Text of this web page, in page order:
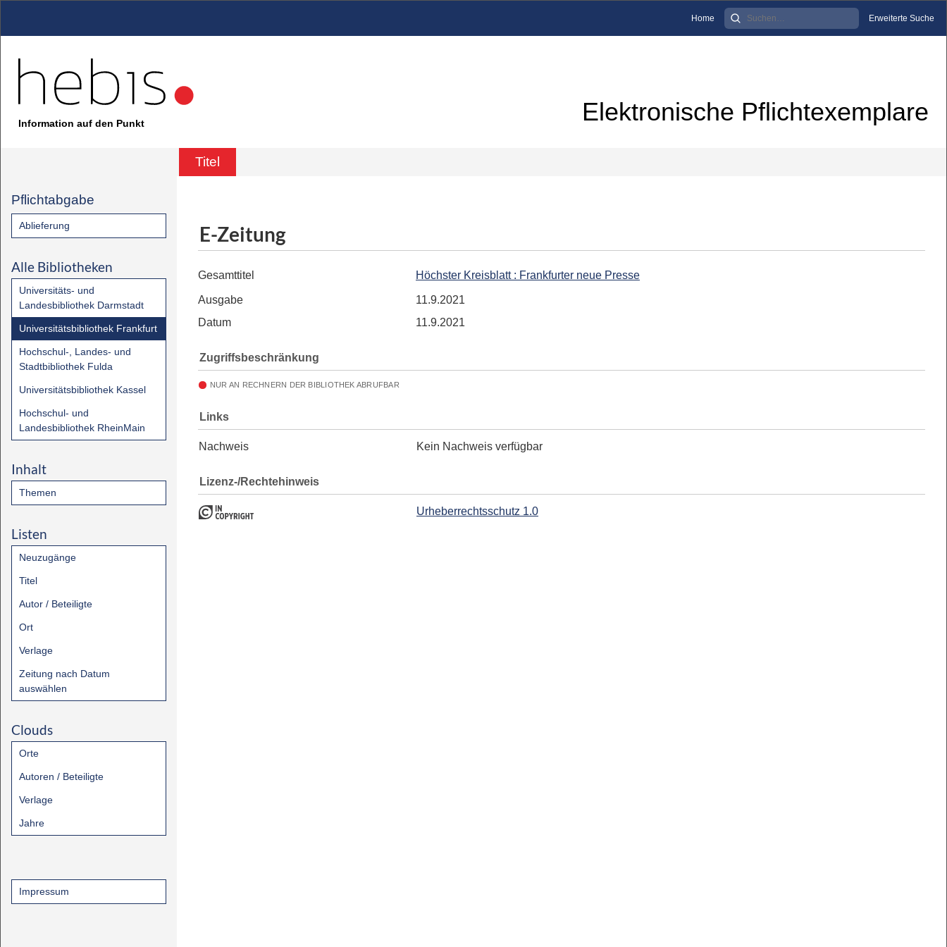
Home Erweiterte Suche
Information auf den Punkt Elektronische Pflichtexemplare
Titel
Pflichtabgabe
Ablieferung
Alle Bibliotheken
Universitäts- und
Landesbibliothek Darmstadt
Universitätsbibliothek Frankfurt
Hochschul-, Landes- und
Stadtbibliothek Fulda
Universitätsbibliothek Kassel
Hochschul- und
Landesbibliothek RheinMain
Inhalt
Themen
Listen
Neuzugänge
Titel
Autor / Beteiligte
Ort
Verlage
Zeitung nach Datum
auswählen
Clouds
Orte
Autoren / Beteiligte
Verlage
Jahre
Impressum
E-Zeitung
Gesamttitel Höchster Kreisblatt : Frankfurter neue Presse
Ausgabe
11.9.2021
Datum
11.9.2021
Zugriffsbeschränkung
NUR AN RECHNERN DER BIBLIOTHEK ABRUFBAR
Links
Nachweis Kein Nachweis verfügbar
Lizenz-/Rechtehinweis
Urheberrechtsschutz 1.0